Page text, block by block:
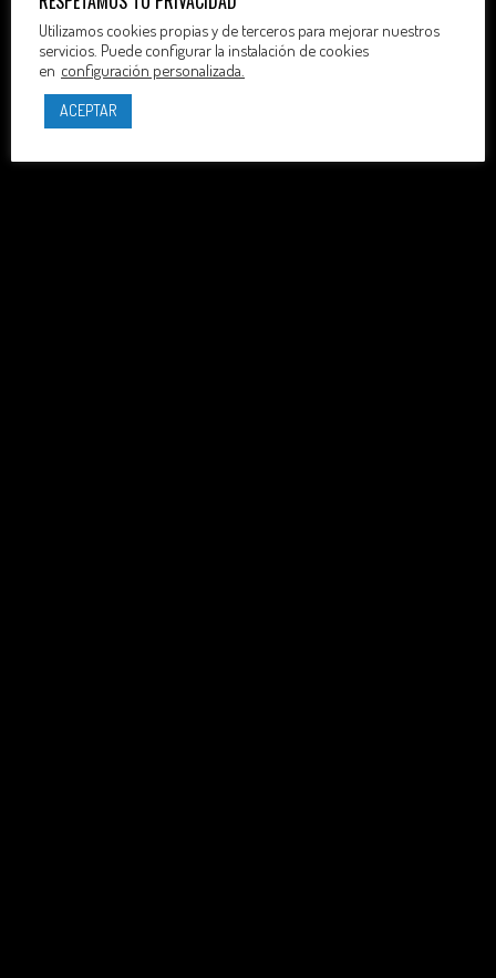
Utilizamos cookies propias y de terceros para mejorar nuestros
servicios. Puede configurar la instalación de cookies
en configuración personalizada.
ACEPTAR